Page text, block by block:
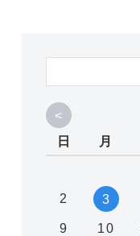
<
日
月
2 3
9 10